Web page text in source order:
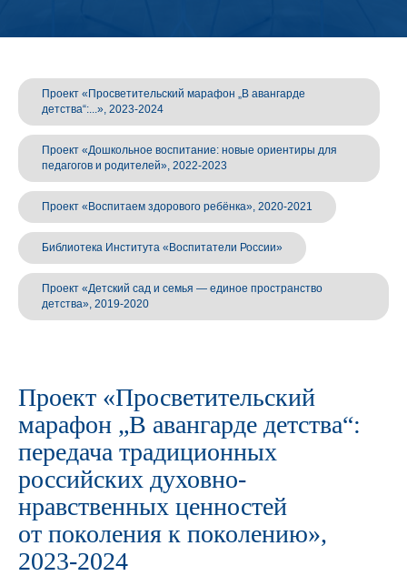
Проект «Просветительский марафон „В авангарде
детства“:...», 2023-2024
Проект «Дошкольное воспитание: новые ориентиры для
педагогов и родителей», 2022-2023
Проект «Воспитаем здорового ребёнка», 2020-2021
Библиотека Института «Воспитатели России»
Проект «Детский сад и семья — единое пространство
детства», 2019-2020
Проект «Просветительский
марафон „В авангарде детства“:
передача традиционных
российских духовно-
нравственных ценностей
от поколения к поколению»,
2023-2024